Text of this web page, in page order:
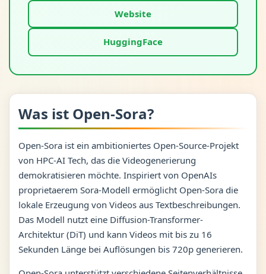
Website
HuggingFace
Was ist Open-Sora?
Open-Sora ist ein ambitioniertes Open-Source-Projekt
von HPC-AI Tech, das die Videogenerierung
demokratisieren möchte. Inspiriert von OpenAIs
proprietaerem Sora-Modell ermöglicht Open-Sora die
lokale Erzeugung von Videos aus Textbeschreibungen.
Das Modell nutzt eine Diffusion-Transformer-
Architektur (DiT) und kann Videos mit bis zu 16
Sekunden Länge bei Auflösungen bis 720p generieren.